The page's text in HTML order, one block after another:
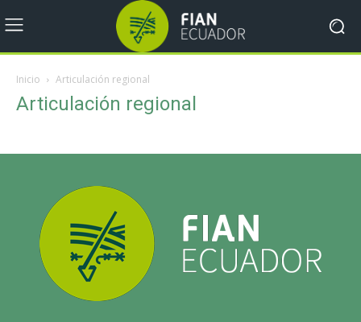
Inicio Articulación regional
Articulación regional